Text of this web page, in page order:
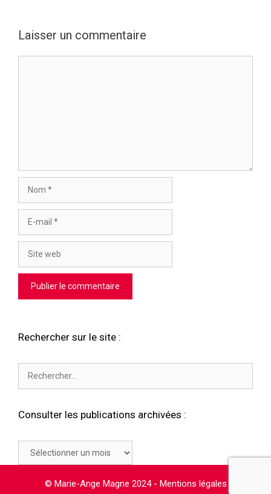
Laisser un commentaire
mail
web
Rechercher sur le site :
Consulter les publications archivées :
archivées© Marie-Ange Magne 2024 - Mentions légales